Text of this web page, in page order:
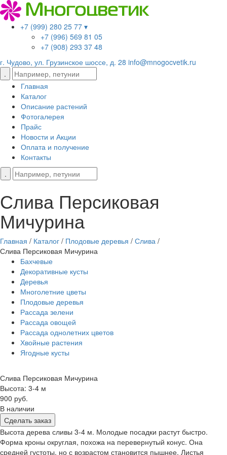
+7 (999) 280 25 77 ▾
+7 (996) 569 81 05
+7 (908) 293 37 48
г. Чудово, ул. Грузинское шоссе, д. 28 info@mnogocvetik.ru
Главная
Каталог
Описание растений
Фотогалерея
Прайс
Новости и Акции
Оплата и получение
Контакты
Слива Персиковая
Мичурина
Главная / Каталог / Плодовые деревья / Слива /
Слива Персиковая Мичурина
Бахчевые
Декоративные кусты
Деревья
Многолетние цветы
Плодовые деревья
Рассада зелени
Рассада овощей
Рассада однолетних цветов
Хвойные растения
Ягодные кусты
Слива Персиковая Мичурина
Высота: 3-4 м
900 руб.
В наличии
Сделать заказ
Высота дерева сливы 3-4 м. Молодые посадки растут быстро.
Форма кроны округлая, похожа на перевернутый конус. Она
средней густоты, но с возрастом становится пышнее. Листья